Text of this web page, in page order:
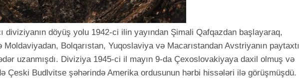
diviziyanın döyüş yolu 1942-ci ilin yayından Şimali Qafqazdan başlayaraq,
Moldaviyadan, Bolqarıstan, Yuqoslaviya və Macarıstandan Avstriyanın paytaxtı
uzanmışdı. Diviziya 1945-ci il mayın 9-da Çexoslovakiyaya daxil olmuş və
Çeski Budlvitse şəhərində Amerika ordusunun hərbi hissələri ilə görüşmüşdü.